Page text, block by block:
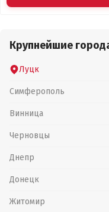
Крупнейшие
Луцк
Симферополь
Винница
Черновцы
Днепр
Донецк
Житомир